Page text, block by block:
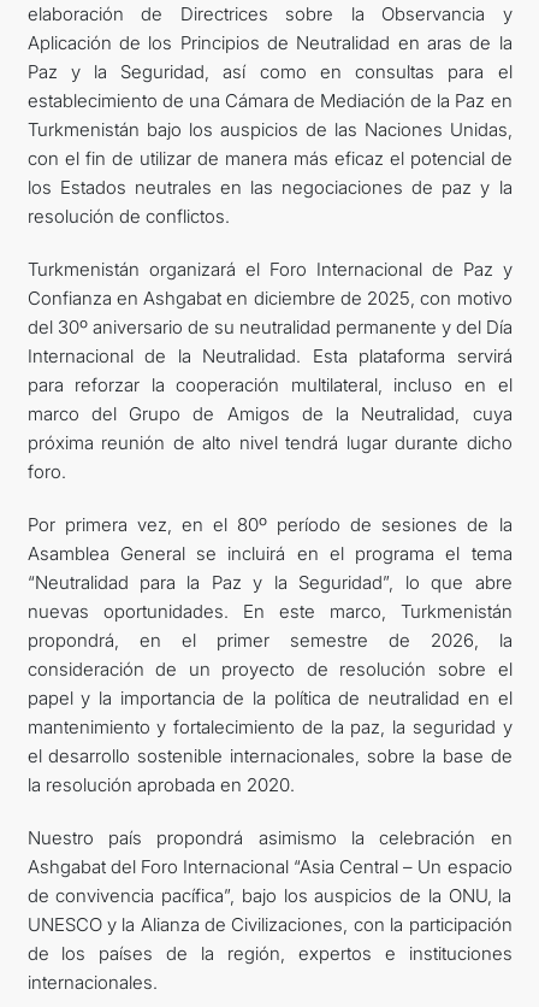
elaboración de Directrices sobre la Observancia y
Aplicación de los Principios de Neutralidad en aras de la
Paz y la Seguridad, así como en consultas para el
establecimiento de una Cámara de Mediación de la Paz en
Turkmenistán bajo los auspicios de las Naciones Unidas,
con el fin de utilizar de manera más eficaz el potencial de
los Estados neutrales en las negociaciones de paz y la
resolución de conflictos.
Turkmenistán organizará el Foro Internacional de Paz y
Confianza en Ashgabat en diciembre de 2025, con motivo
del 30º aniversario de su neutralidad permanente y del Día
Internacional de la Neutralidad. Esta plataforma servirá
para reforzar la cooperación multilateral, incluso en el
marco del Grupo de Amigos de la Neutralidad, cuya
próxima reunión de alto nivel tendrá lugar durante dicho
foro.
Por primera vez, en el 80º período de sesiones de la
Asamblea General se incluirá en el programa el tema
“Neutralidad para la Paz y la Seguridad”, lo que abre
nuevas oportunidades. En este marco, Turkmenistán
propondrá, en el primer semestre de 2026, la
consideración de un proyecto de resolución sobre el
papel y la importancia de la política de neutralidad en el
mantenimiento y fortalecimiento de la paz, la seguridad y
el desarrollo sostenible internacionales, sobre la base de
la resolución aprobada en 2020.
Nuestro país propondrá asimismo la celebración en
Ashgabat del Foro Internacional “Asia Central – Un espacio
de convivencia pacífica”, bajo los auspicios de la ONU, la
UNESCO y la Alianza de Civilizaciones, con la participación
de los países de la región, expertos e instituciones
internacionales.